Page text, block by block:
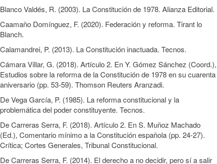
Blanco Valdés, R. (2003). La Constitución de 1978. Alianza Editorial.
Caamaño Domínguez, F. (2020). Federación y reforma. Tirant lo
Blanch.
Calamandrei, P. (2013). La Constitución inactuada. Tecnos.
Cámara Villar, G. (2018). Artículo 2. En Y. Gómez Sánchez (Coord.),
Estudios sobre la reforma de la Constitución de 1978 en su cuarenta
aniversario (pp. 53-59). Thomson Reuters Aranzadi.
De Vega García, P. (1985). La reforma constitucional y la
problemática del poder constituyente. Tecnos.
De Carreras Serra, F. (2018). Artículo 2. En S. Muñoz Machado
(Ed.), Comentario mínimo a la Constitución española (pp. 24-27).
Crítica; Cortes Generales, Tribunal Constitucional.
De Carreras Serra, F. (2014). El derecho a no decidir, pero sí a salir